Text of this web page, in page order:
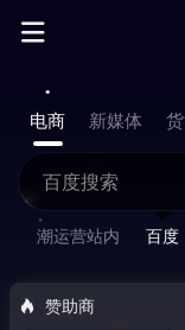
电商 新媒体
潮运营站内 百度
赞助商